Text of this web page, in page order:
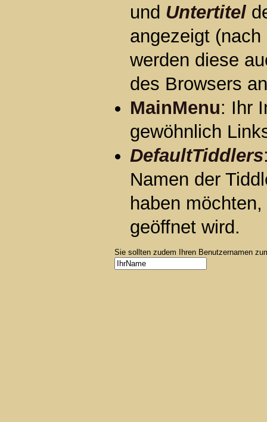
und Untertitel
des Browsers
MainMenu: Ihr
gewöhnlich
DefaultTiddlers
haben
geöffnet wird.
Sie sollten zudem Ihren Benutzernamen